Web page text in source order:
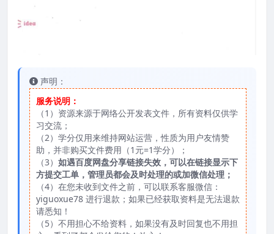
声明：
服务说明：
（1）资源来源于网络公开发表文件，所有资料仅供学
习交流；
（2）学分仅用来维持网站运营，性质为用户友情赞
助，并非购买文件费用（1元=1学分）；
（3） 如遇百度网盘分享链接失效，可以在链接显示下
方提交工单，管理员都会及时处理的或加微信处理；
（4）在您未收到文件之前，可以联系客服微信：
yiguoxue78 进行退款；如果已经获取资料是无法退款
请悉知！
（5）不用担心不给资料，如果没有及时回复也不用担